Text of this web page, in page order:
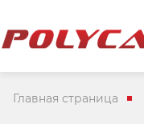
Главная страница